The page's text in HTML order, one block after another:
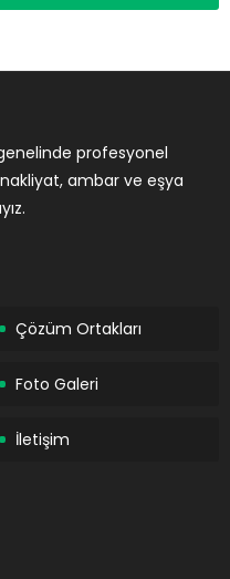
profesyonel
ambar ve eşya
Çözüm Ortakları
Foto Galeri
İletişim